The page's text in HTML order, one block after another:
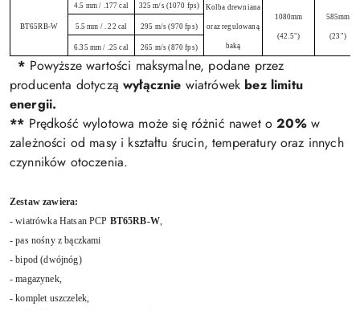
BT65RB-W
4.5 mm / .177 cal 325 m/s (1070 fps) Kolba drewniana
oraz regulowaną
baką
1080mm
(42.5")
585mm
(23")
5.5 mm / . 22 cal 295 m/s (970 fps)
6.35 mm / .25 cal 265 m/s (870 fps)
* Powyższe wartości maksymalne, podane przez
producenta dotyczą wyłącznie wiatrówek bez limitu
energii.
** Prędkość wylotowa może się różnić nawet o 20% w
zależności od masy i kształtu śrucin, temperatury oraz innych
czynników otoczenia.
Zestaw zawiera:
- wiatrówka Hatsan PCP BT65RB-W,
- pas nośny z bączkami
- bipod (dwójnóg)
- magazynek,
- komplet uszczelek,